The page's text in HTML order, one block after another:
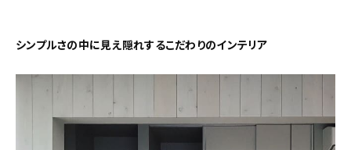
シンプルさの中に見え隠れするこだわりのインテリア